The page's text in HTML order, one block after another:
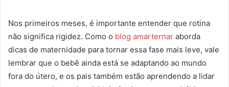
Nos primeiros meses, é importante entender que rotina
não significa rigidez. Como o blog amarternar aborda
dicas de maternidade para tornar essa fase mais leve, vale
lembrar que o bebê ainda está se adaptando ao mundo
fora do útero, e os pais também estão aprendendo a lidar